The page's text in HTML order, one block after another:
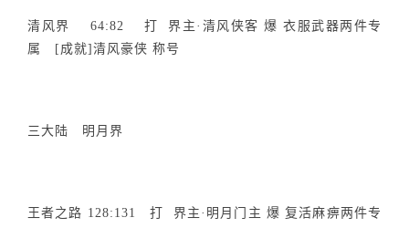
清风界 64:82 打 界主·清风侠客 爆 衣服武器两件专
属 [成就]清风豪侠 称号
三大陆 明月界
王者之路 128:131 打 界主·明月门主 爆 复活麻痹两件专